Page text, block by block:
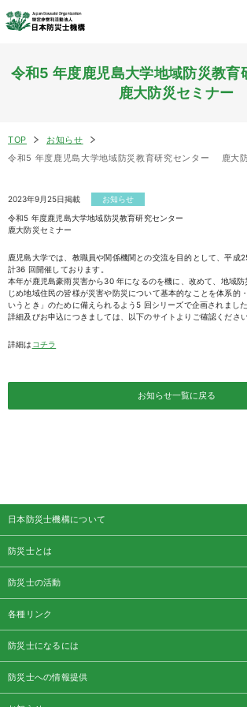
令和5 年度鹿児島大学地域防災教
鹿大防災セミナー
TOP
お知らせ
令和5 年度鹿児島大学地域防災教育研究センター 鹿大
2023年9月25日掲載
お知らせ
令和5 年度鹿児島大学地域防災教育研究センター
鹿大防災セミナー
鹿児島大学では、教職員や関係機関との交流を目的として、平成
計36 回開催しております。
本年が鹿児島豪雨災害から30 年になるのを機に、改めて、地域
じめ地域住民の皆様が災害や防災について基本的なことを体系的
いうとき」のために備えられるよう5 回シリーズで企画されました
詳細及びお申込につきましては、以下のサイトよりご確認ください
詳細は コチラ
お知らせ一覧に戻る
日本防災士機構について
防災士とは
防災士の活動
各種リンク
防災士になるには
防災士への情報提供